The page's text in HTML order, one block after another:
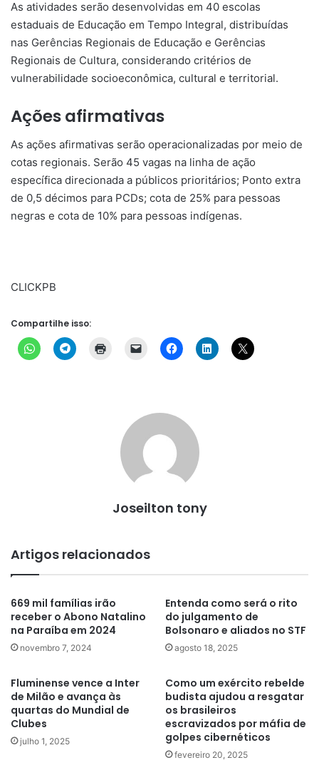
As atividades serão desenvolvidas em 40 escolas
estaduais de Educação em Tempo Integral, distribuídas
nas Gerências Regionais de Educação e Gerências
Regionais de Cultura, considerando critérios de
vulnerabilidade socioeconômica, cultural e territorial.
Ações afirmativas
As ações afirmativas serão operacionalizadas por meio de
cotas regionais. Serão 45 vagas na linha de ação
específica direcionada a públicos prioritários; Ponto extra
de 0,5 décimos para PCDs; cota de 25% para pessoas
negras e cota de 10% para pessoas indígenas.
CLICKPB
Compartilhe isso:
Joseilton tony
Artigos relacionados
669 mil famílias irão
receber o Abono Natalino
na Paraíba em 2024
novembro 7, 2024
Entenda como será o rito
do julgamento de
Bolsonaro e aliados no STF
agosto 18, 2025
Fluminense vence a Inter
de Milão e avança às
quartas do Mundial de
Clubes
julho 1, 2025
Como um exército rebelde
budista ajudou a resgatar
os brasileiros
escravizados por máfia de
golpes cibernéticos
fevereiro 20, 2025